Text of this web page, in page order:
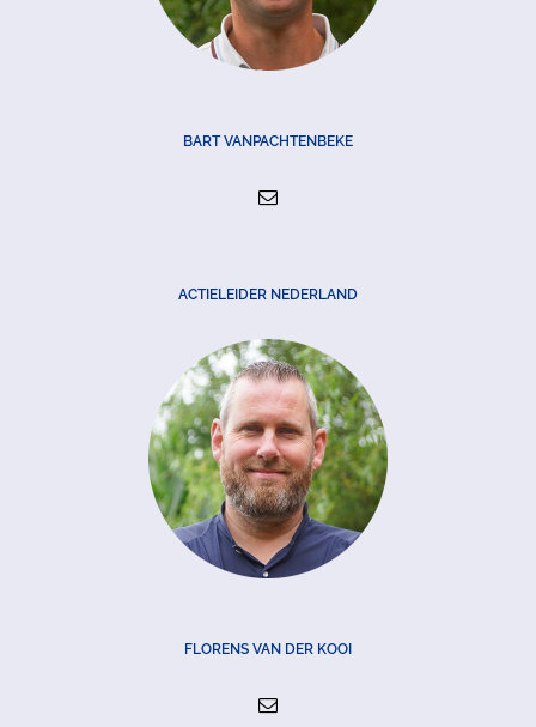
BART VANPACHTENBEKE
ACTIELEIDER NEDERLAND
FLORENS VAN DER KOOI